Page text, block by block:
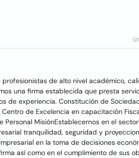
de alto nivel académico,
una firma establecida que presta
de experiencia. Constitución de
de Excelencia en capacitación
Personal MisiónEstablecernos en el
tranquilidad, seguridad y
en la toma de decisiones
así como en el cumplimiento de sus